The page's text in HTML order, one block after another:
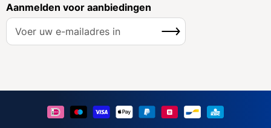
Aanmelden voor aanbiedingen
A
e
Inschrijven